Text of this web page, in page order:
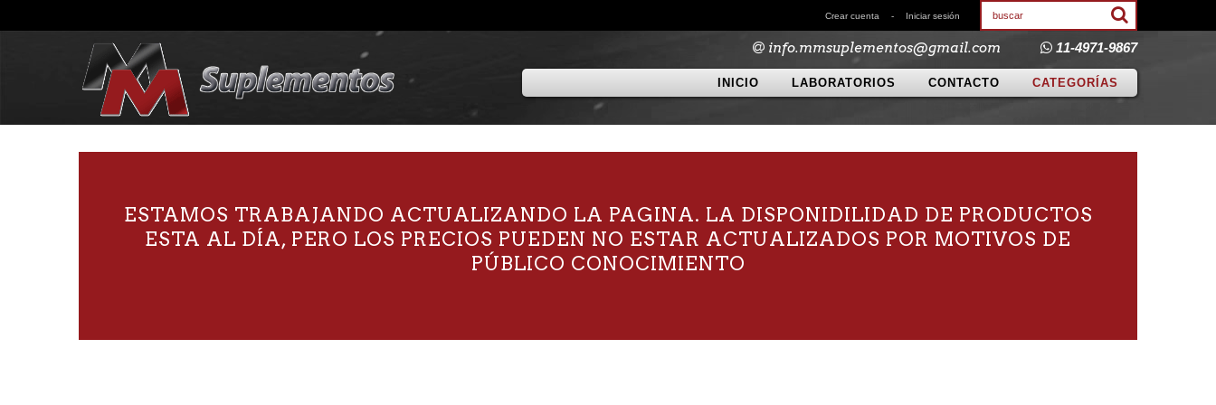
Crear cuenta - Iniciar sesión
info.mmsuplementos@gmail.com 11-4971-9867
INICIO LABORATORIOS CONTACTO CATEGORÍAS
ESTAMOS TRABAJANDO ACTUALIZANDO LA PAGINA. LA DISPONIDILIDAD DE PRODUCTOS
ESTA AL DÍA, PERO LOS PRECIOS PUEDEN NO ESTAR ACTUALIZADOS POR MOTIVOS DE
PÚBLICO CONOCIMIENTO